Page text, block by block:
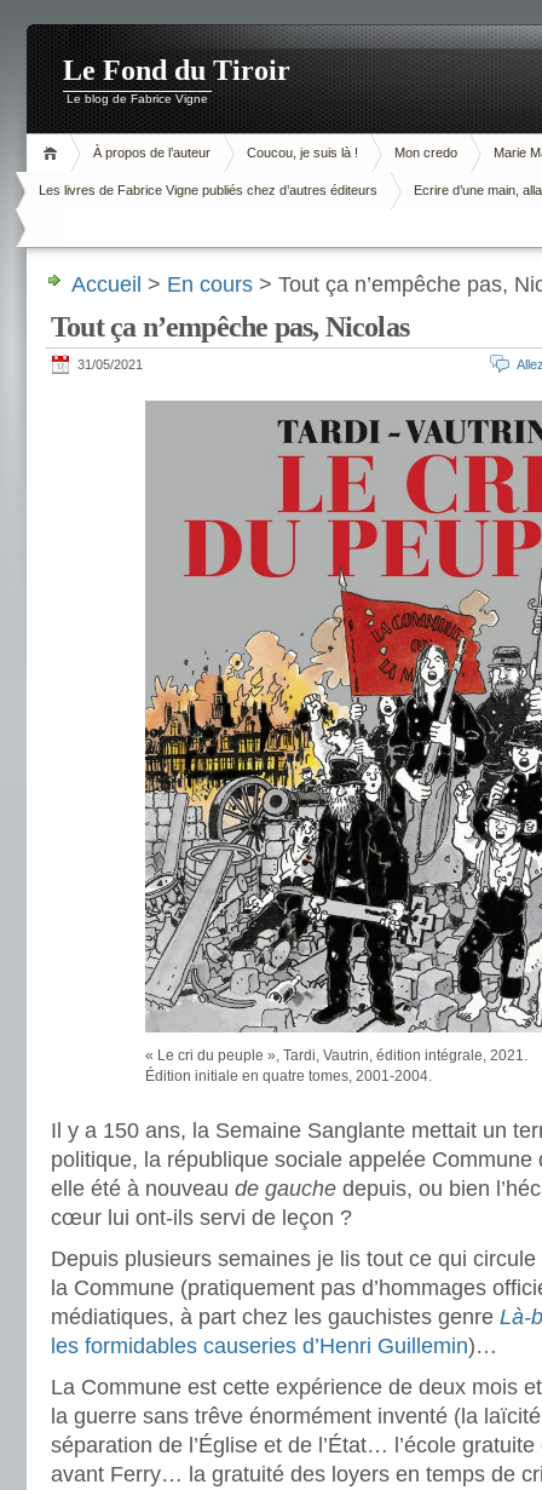
Le Fond du Tiroir
Le blog de Fabrice Vigne
À propos de l’auteur Coucou, je suis là ! Mon credo Marie
Les livres de Fabrice Vigne publiés chez d’autres éditeurs Ecrire d’une main,
Accueil > En cours > Tout ça n’empêche pas,
Tout ça n’empêche pas, Nicolas
31/05/2021
« Le cri du peuple », Tardi, Vautrin, édition intégrale, 2021.
Édition initiale en quatre tomes, 2001-2004.
Il y a 150 ans, la Semaine Sanglante mettait un
politique, la république sociale appelée
elle été à nouveau de gauche depuis, ou bien
cœur lui ont-ils servi de leçon ?
Depuis plusieurs semaines je lis tout ce qui circule
la Commune (pratiquement pas d’hommages
médiatiques, à part chez les gauchistes genre Là-
les formidables causeries d’Henri Guillemin)…
La Commune est cette expérience de deux mois
la guerre sans trêve énormément inventé (la
séparation de l’Église et de l’État… l’école
avant Ferry… la gratuité des loyers en temps de